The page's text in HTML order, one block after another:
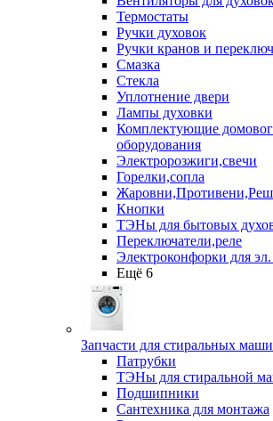
Термостаты
Ручки духовок
Ручки кранов и
Смазка
Стекла
Уплотнение двери
Лампы духовки
Комплектующие
оборудования
Электророзжиги,свечи
Горелки,сопла
Кнопки
ТЭНы для бытовых
Переключатели,реле
Электроконфорки для
Ещё 6
Запчасти для стиральных
Патрубки
ТЭНы для стиральной
Подшипники
Сантехника для монтажа